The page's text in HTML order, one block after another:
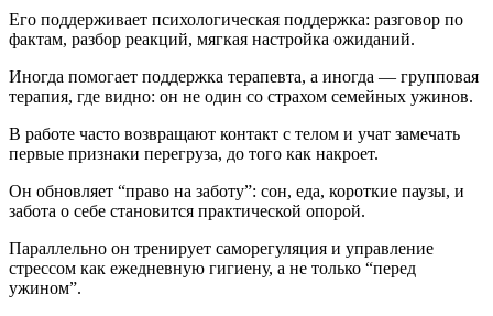
Его поддерживает психологическая поддержка: разговор по
фактам, разбор реакций, мягкая настройка ожиданий.
Иногда помогает поддержка терапевта, а иногда — групповая
терапия, где видно: он не один со страхом семейных ужинов.
В работе часто возвращают контакт с телом и учат замечать
первые признаки перегруза, до того как накроет.
Он обновляет “право на заботу”: сон, еда, короткие паузы, и
забота о себе становится практической опорой.
Параллельно он тренирует саморегуляция и управление
стрессом как ежедневную гигиену, а не только “перед
ужином”.